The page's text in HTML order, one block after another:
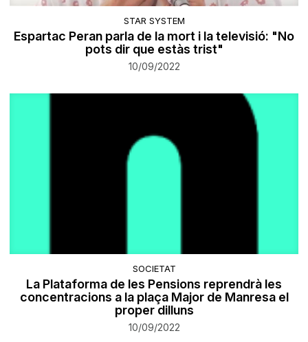
STAR SYSTEM
Espartac Peran parla de la mort i la televisió: "No
pots dir que estàs trist"
10/09/2022
SOCIETAT
La Plataforma de les Pensions reprendrà les
concentracions a la plaça Major de Manresa el
proper dilluns
10/09/2022